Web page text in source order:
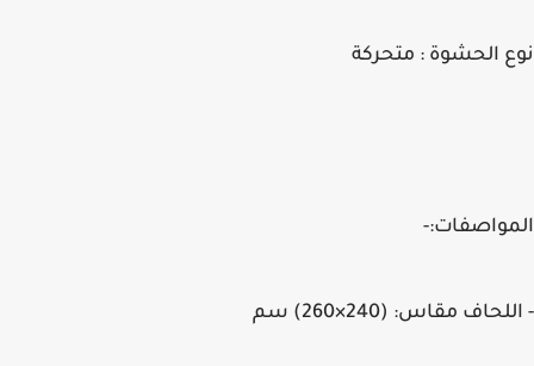
نوع الحشوة : متحركة
المواصفات:-
- اللحاف مقاس: (240×260) سم